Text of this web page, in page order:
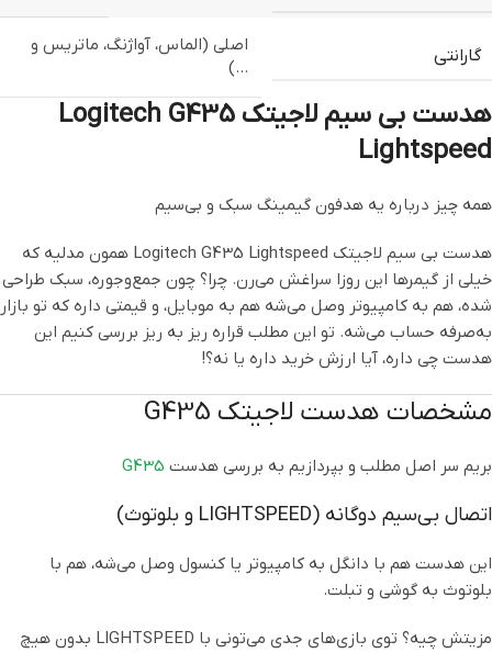
گارانتی
اصلی (الماس، آواژنگ، ماتریس و
…)
هدست بی سیم لاجیتک Logitech G435
Lightspeed
همه چیز درباره یه هدفون گیمینگ سبک و بی‌سیم
هدست بی سیم لاجیتک Logitech G435 Lightspeed همون مدلیه که
خیلی‌ از گیمرها این روزا سراغش می‌رن. چرا؟ چون جمع‌وجوره، سبک طراحی
شده، هم به کامپیوتر وصل می‌شه هم به موبایل، و قیمتی داره که تو بازار
به‌صرفه حساب می‌شه. تو این مطلب قراره ریز به ریز بررسی کنیم این
هدست چی داره، آیا ارزش خرید داره یا نه؟!
مشخصات هدست لاجیتک G435
بریم سر اصل مطلب و بپردازیم به بررسی هدست G435
اتصال بی‌سیم دوگانه (LIGHTSPEED و بلوتوث)
این هدست هم با دانگل به کامپیوتر یا کنسول وصل می‌شه، هم با
بلوتوث به گوشی و تبلت.
مزیتش چیه؟ توی بازی‌های جدی می‌تونی با LIGHTSPEED بدون هیچ